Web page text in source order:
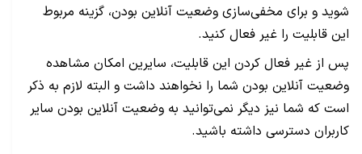
شوید و برای مخفی‌سازی وضعیت آنلاین بودن، گزینه مربوط
این قابلیت را غیر فعال کنید.
پس از غیر فعال کردن این قابلیت، سایرین امکان مشاهده
وضعیت آنلاین بودن شما را نخواهند داشت و البته لازم به ذکر
است که شما نیز دیگر نمی‌توانید به وضعیت آنلاین بودن سایر
کاربران دسترسی داشته باشید.